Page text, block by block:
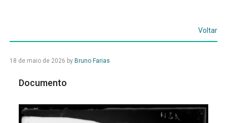
Voltar
18 de maio de 2026 by Bruno Farias
Documento